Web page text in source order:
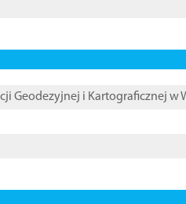
Geodezyjnej i Kartograficznej w